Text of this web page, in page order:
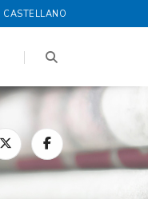
CASTELLANO